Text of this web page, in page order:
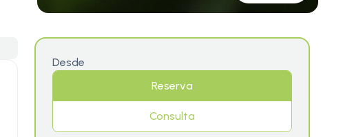
Desde
Reserva
Consulta